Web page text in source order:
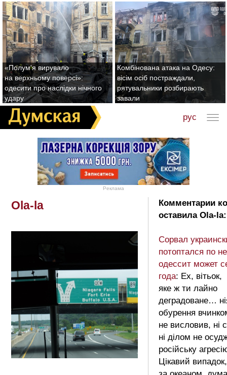
«Полум'я вирувало
на верхньому поверсі»:
одесити про наслідки нічного
удару
Комбінована атака на Одесу:
вісім осіб постраждали,
рятувальники розбирають
завали
рус
Реклама
Ola-la
Комментарии
оставила Ola-la:
Сорвал
потоптался по
одессит может
года: Ех, вітьок,
яке ж ти лайно
деградоване…
обурення
не висловив, ні
ні ділом не
російську
Цікавий